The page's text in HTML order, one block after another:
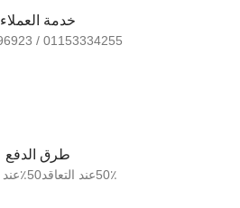
خدمة العملاء
01153334255 / 01225196923
طرق الدفع
50٪عند التعاقد50٪عند الاستلام